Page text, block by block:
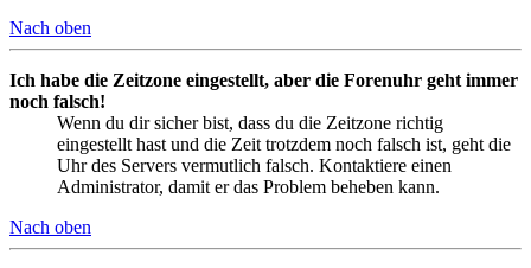
Nach oben
Ich habe die Zeitzone eingestellt, aber die Forenuhr geht immer
noch falsch!
Wenn du dir sicher bist, dass du die Zeitzone richtig
eingestellt hast und die Zeit trotzdem noch falsch ist, geht die
Uhr des Servers vermutlich falsch. Kontaktiere einen
Administrator, damit er das Problem beheben kann.
Nach oben